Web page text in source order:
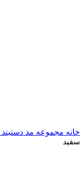
خانه مجموعه مد دستبند
سفید